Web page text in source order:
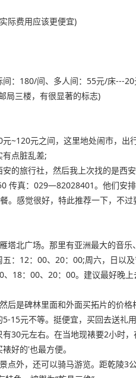
际费用应该更便宜)
：180/间、多人间：55元/床---
局三楼，有很显著的标志)
~120元之间，这里地处闹市，出
点脏乱差;
的旅行社，然后我上次找的是西
传真：029—82028401。他们安
。感觉很好，特此推荐一下，不过
塔北广场。那里有亚洲最大的音乐
：12：00、20：00;周六，日以
18：00、20：00。建议最好晚上
后是碑林里面和外面买拓片的价格
15元不等。挺便宜，买回去送礼
30元左右。在当地现裱要2小时
好的'也最方便。
点外，还可以骑马游览。距乾陵3